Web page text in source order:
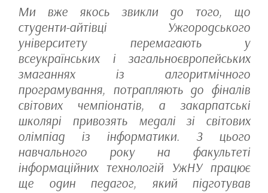
Ми вже якось звикли до того, що
студенти-айтівці Ужгородського
університету перемагають у
всеукраїнських і загальноєвропейських
змаганнях із алгоритмічного
програмування, потрапляють до фіналів
світових чемпіонатів, а закарпатські
школярі привозять медалі зі світових
олімпіад із інформатики. З цього
навчального року на факультеті
інформаційних технологій УжНУ працює
ще один педагог, який підготував